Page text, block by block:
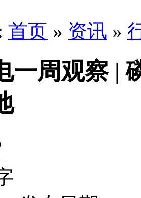
首页 » 资讯 »
一周观察 |